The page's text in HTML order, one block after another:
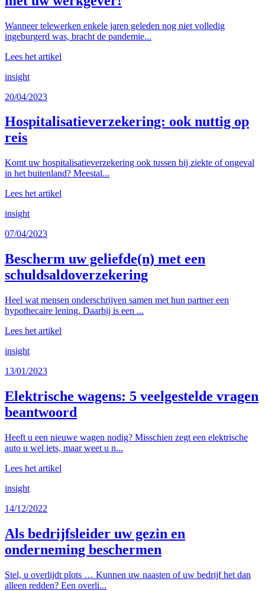
Wanneer telewerken enkele jaren geleden nog niet volledig
ingeburgerd was, bracht de pandemie...
Lees het artikel
insight
20/04/2023
Hospitalisatieverzekering: ook nuttig op
reis
Komt uw hospitalisatieverzekering ook tussen bij ziekte of ongeval
in het buitenland? Meestal...
Lees het artikel
insight
07/04/2023
Bescherm uw geliefde(n) met een
schuldsaldoverzekering
Heel wat mensen onderschrijven samen met hun partner een
hypothecaire lening. Daarbij is een ...
Lees het artikel
insight
13/01/2023
Elektrische wagens: 5 veelgestelde vragen
beantwoord
Heeft u een nieuwe wagen nodig? Misschien zegt een elektrische
auto u wel iets, maar weet u n...
Lees het artikel
insight
14/12/2022
Als bedrijfsleider uw gezin en
onderneming beschermen
Stel, u overlijdt plots … Kunnen uw naasten of uw bedrijf het dan
alleen redden? Een overli...